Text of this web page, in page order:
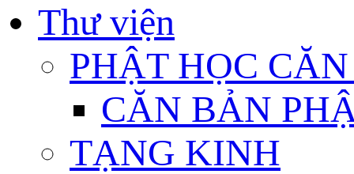
Thư viện
PHẬT HỌC
CĂN BẢN
TẠNG KINH